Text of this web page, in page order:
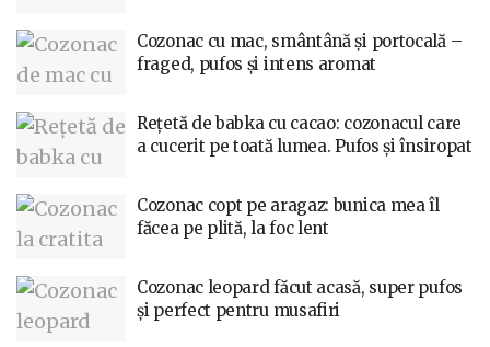
Cozonac cu mac, smântână și portocală –
fraged, pufos și intens aromat
Rețetă de babka cu cacao: cozonacul care
a cucerit pe toată lumea. Pufos și însiropat
Cozonac copt pe aragaz: bunica mea îl
făcea pe plită, la foc lent
Cozonac leopard făcut acasă, super pufos
și perfect pentru musafiri